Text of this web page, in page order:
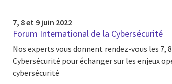
7, 8 et 9 juin 2022
Forum International de la Cybersécurité
Nos experts vous donnent rendez-vous les
Cybersécurité pour échanger sur les enjeux
cybersécurité